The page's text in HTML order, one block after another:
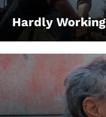
Hardly Working